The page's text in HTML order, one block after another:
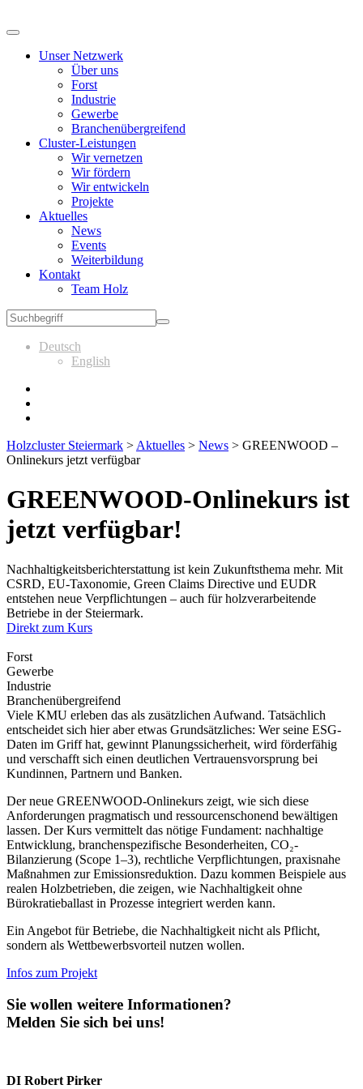
Unser Netzwerk
Über uns
Forst
Industrie
Gewerbe
Branchenübergreifend
Cluster-Leistungen
Wir vernetzen
Wir fördern
Wir entwickeln
Projekte
Aktuelles
News
Events
Weiterbildung
Kontakt
Team Holz
Deutsch
English
Holzcluster Steiermark > Aktuelles > News > GREENWOOD –
Onlinekurs jetzt verfügbar
GREENWOOD-Onlinekurs ist
jetzt verfügbar!
Nachhaltigkeitsberichterstattung ist kein Zukunftsthema mehr. Mit
CSRD, EU-Taxonomie, Green Claims Directive und EUDR
entstehen neue Verpflichtungen – auch für holzverarbeitende
Betriebe in der Steiermark.
Direkt zum Kurs
Forst
Gewerbe
Industrie
Branchenübergreifend
Viele KMU erleben das als zusätzlichen Aufwand. Tatsächlich
entscheidet sich hier aber etwas Grundsätzliches: Wer seine ESG-
Daten im Griff hat, gewinnt Planungssicherheit, wird förderfähig
und verschafft sich einen deutlichen Vertrauensvorsprung bei
Kundinnen, Partnern und Banken.
Der neue GREENWOOD-Onlinekurs zeigt, wie sich diese
Anforderungen pragmatisch und ressourcenschonend bewältigen
lassen. Der Kurs vermittelt das nötige Fundament: nachhaltige
Entwicklung, branchenspezifische Besonderheiten, CO₂-
Bilanzierung (Scope 1–3), rechtliche Verpflichtungen, praxisnahe
Maßnahmen zur Emissionsreduktion. Dazu kommen Beispiele aus
realen Holzbetrieben, die zeigen, wie Nachhaltigkeit ohne
Bürokratieballast in Prozesse integriert werden kann.
Ein Angebot für Betriebe, die Nachhaltigkeit nicht als Pflicht,
sondern als Wettbewerbsvorteil nutzen wollen.
Infos zum Projekt
Sie wollen weitere Informationen?
Melden Sie sich bei uns!
DI Robert Pirker